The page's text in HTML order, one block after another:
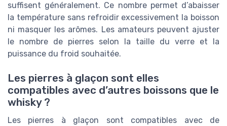
suffisent généralement. Ce nombre permet d’abaisser
la température sans refroidir excessivement la boisson
ni masquer les arômes. Les amateurs peuvent ajuster
le nombre de pierres selon la taille du verre et la
puissance du froid souhaitée.
Les pierres à glaçon sont elles
compatibles avec d’autres boissons que le
whisky ?
Les pierres à glaçon sont compatibles avec de